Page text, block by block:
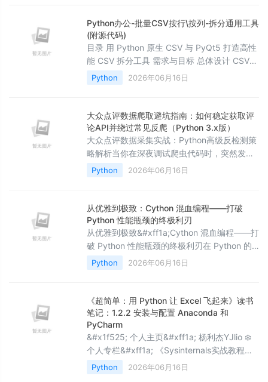
库&#xff0c
Python办公-批量CSV按行\按列-拆分通用工具
(附源代码)
目录 用 Python 原生 CSV 与 PyQt5 打造高性
能 CSV 拆分工具 需求与目标 总体设计 CSV
拆分核心逻辑 1. 统一设置与结果模型 2. 按行
拆分 按固定行数 按唯一列值 3. 按列拆分与二
交互流 1. 文件选择与拖拽 2. 模式切换 3. 参数
联动与列名读取 4. 输出配置与命名规
Python 2026年06月16日
大众点评数据爬取避坑指南：如何稳定获取评
论API并绕过常见反爬（Python 3.x版）
大众点评数据采集实战：Python高级反检测策
略解析当你在深夜调试爬虫代码时，突然发现
连续20次请求都返回了空数据——这不是网络
故障，而是触发了平台的反爬机制。本文将分
规前提下提升数据采集效率。1. 移动端API的逆
向工程实战大众点评的移动端
API（mapi.dianping.com）相比网页端具有更
简洁的数据结构和相对宽松的风控策略。通过
抓包分析可以发现，
Python 2026年06月16日
从优雅到极致：Cython 混血编程——打破
Python 性能瓶颈的终极利刃
从优雅到极致&#xff1a;Cython 混血编程——打
破 Python 性能瓶颈的终极利刃在 Python 的
世界里&#xff0c;我们习惯了它的温柔与优雅。
只需寥寥数行代码&#xff0c;就能构建出复杂的
开发一线摸爬滚打多年的老兵&#xff0c;我深知
这种“优雅”背后隐藏的代价——性能。你是否
曾看着进度条缓慢挪动而心急如焚&#xff1f;是
否在处
Python 2026年06月16日
《超简单：用 Python 让 Excel 飞起来》读书
笔记：1.2.2 安装与配置 Anaconda 和
PyCharm
&#x1f525; 个人主页&#xff1a; 杨利杰YJlio ❄️
个人专栏&#xff1a; 《Sysinternals实战教程》
《Windows PowerShell 实战》 《WINDOWS
教程》 《IOS教程》 《微信助手》 《锤子助
Python 2026年06月16日